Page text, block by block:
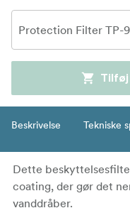
Beskrivelse Tekniske
Dette
coating, der gør det
vanddråber.